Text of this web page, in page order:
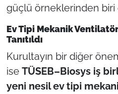
güçlü örneklerinden biri
Ev Tipi Mekanik Ventilatör
Tanıtıldı
Kurultayın bir diğer
ise TÜSEB–Biosys iş
yeni nesil ev tipi